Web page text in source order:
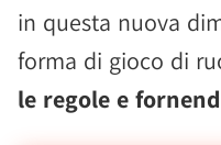
in questa nuova
forma di gioco di
le regole e